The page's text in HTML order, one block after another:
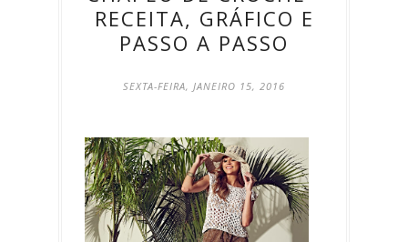
RECEITA, GRÁFICO E
PASSO A PASSO
SEXTA-FEIRA, JANEIRO 15, 2016